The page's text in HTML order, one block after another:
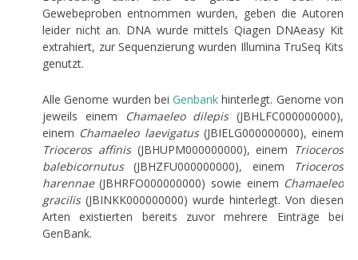
Gewebeproben entnommen wurden, geben die Autoren
leider nicht an. DNA wurde mittels Qiagen DNAeasy Kit
extrahiert, zur Sequenzierung wurden Illumina TruSeq Kits
genutzt.
Alle Genome wurden beiGenbank hinterlegt. Genome von
jeweils einem
Chamaeleo dilepis(JBHLFC000000000),
einem Chamaeleo laevigatus(JBIELG000000000), einem
Trioceros affinis (JBHUPM000000000), einem Trioceros
balebicornutus(JBHZFU000000000), einem
Trioceros
harennae(JBHRFO000000000) sowie einem Chamaeleo
gracilis(JBINKK000000000) wurde hinterlegt. Von diesen
Arten existierten bereits zuvor mehrere Einträge bei
GenBank.